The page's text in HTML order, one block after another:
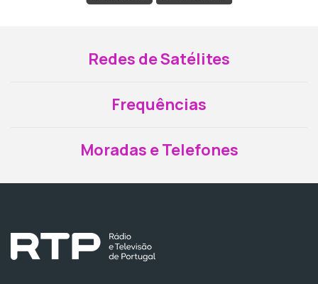
Redes de Satélites
Frequências
Moradas e Telefones